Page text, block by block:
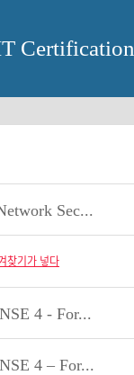
Certification
Sec...
찾기가 넣다
4 - For...
4 – For...